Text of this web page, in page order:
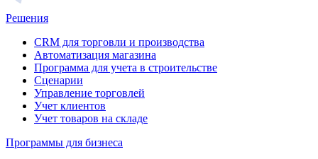
Решения
CRM для торговли и производства
Автоматизация магазина
Программа для учета в строительстве
Сценарии
Управление торговлей
Учет клиентов
Учет товаров на складе
Программы для бизнеса